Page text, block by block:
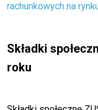
rachunkowych na
Składki
roku